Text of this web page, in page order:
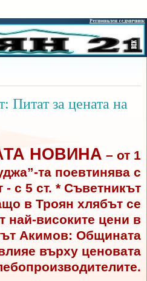
Питат за цената на
НОВИНА – от 1
та поевтинява с
- с 5 ст. * Съветникът
в Троян хлябът се
най-високите цени в
Акимов: Общината
върху ценовата